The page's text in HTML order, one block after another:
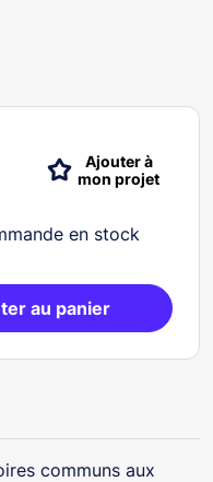
Ajouter à
mon projet
en stock
au panier
communs aux